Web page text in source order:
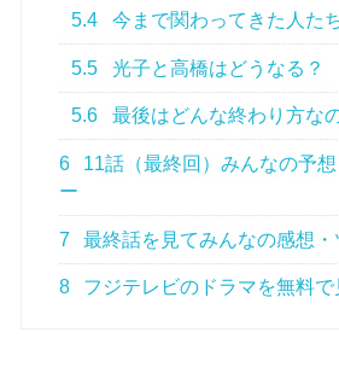
5.4 今まで関わってきた人た
5.5 光子と高橋はどうなる？
5.6 最後はどんな終わり方な
6
11話（最終回）みんなの予
ー
7 最終話を見てみんなの感想・
8 フジテレビのドラマを無料